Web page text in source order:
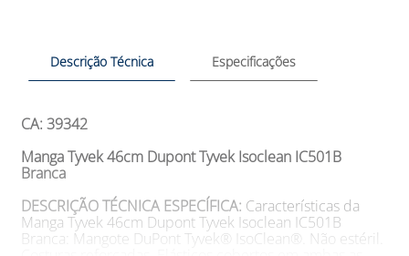
Descrição Técnica Especificações
CA: 39342
Manga Tyvek 46cm Dupont Tyvek Isoclean IC501B
Branca
DESCRIÇÃO TÉCNICA ESPECÍFICA: Características da
Manga Tyvek 46cm Dupont Tyvek Isoclean IC501B
Branca: Mangote DuPont Tyvek® IsoClean®. Não estéril.